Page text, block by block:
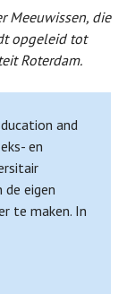
Meeuwissen, die
opgeleid tot
Roterdam.
and
en
eigen
te maken. In